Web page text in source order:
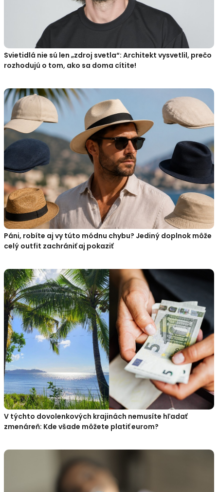
Svietidlá nie sú len „zdroj svetla“: Architekt vysvetlil, prečo
rozhodujú o tom, ako sa doma cítite!
Páni, robíte aj vy túto módnu chybu? Jediný doplnok môže
celý outfit zachrániť aj pokaziť
V týchto dovolenkových krajinách nemusíte hľadať
zmenáreň: Kde všade môžete platiť eurom?